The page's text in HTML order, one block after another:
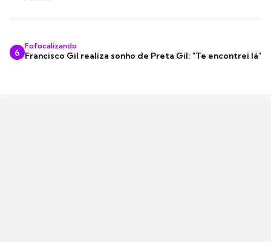
6
Fofocalizando
Francisco Gil realiza sonho de Preta Gil: "Te encontrei lá"